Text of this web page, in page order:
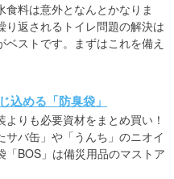
食料は意外となんとかなりま
り返されるトイレ問題の解決は
ストです。まずはこれを備え
込める「防臭袋」
よりも必要資材をまとめ買い！
サバ缶」や「うんち」のニオイ
「BOS」は備災用品のマストア